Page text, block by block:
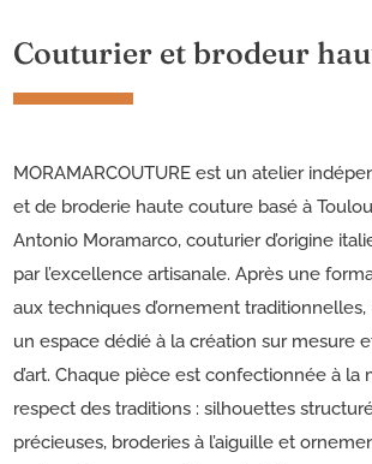
Couturier et brodeur
MORAMARCOUTURE est un atelier
et de broderie haute couture basé à
Antonio Moramarco, couturier d’origine
par l’excellence artisanale. Après une
aux techniques d’ornement
un espace dédié à la création sur mesure
d’art. Chaque pièce est confectionnée à la
respect des traditions : silhouettes
précieuses, broderies à l’aiguille et